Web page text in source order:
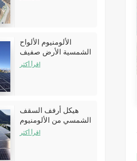
الألومنيوم الألواح
الشمسية الأرض صفيف
نظام الأرفف
اقرأ أكثر
هيكل أرفف السقف
الشمسي من الألومنيوم
لتركيبات سقف القصدير
اقرأ أكثر